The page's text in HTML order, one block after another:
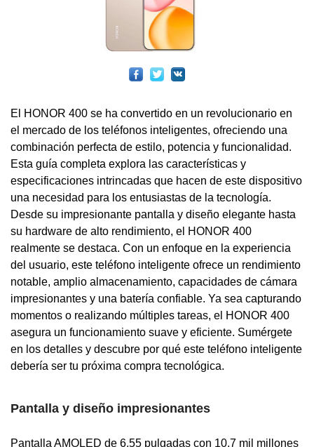
El HONOR 400 se ha convertido en un revolucionario en
el mercado de los teléfonos inteligentes, ofreciendo una
combinación perfecta de estilo, potencia y funcionalidad.
Esta guía completa explora las características y
especificaciones intrincadas que hacen de este dispositivo
una necesidad para los entusiastas de la tecnología.
Desde su impresionante pantalla y diseño elegante hasta
su hardware de alto rendimiento, el HONOR 400
realmente se destaca. Con un enfoque en la experiencia
del usuario, este teléfono inteligente ofrece un rendimiento
notable, amplio almacenamiento, capacidades de cámara
impresionantes y una batería confiable. Ya sea capturando
momentos o realizando múltiples tareas, el HONOR 400
asegura un funcionamiento suave y eficiente. Sumérgete
en los detalles y descubre por qué este teléfono inteligente
debería ser tu próxima compra tecnológica.
Pantalla y diseño impresionantes
Pantalla AMOLED de 6.55 pulgadas con 10.7 mil millones